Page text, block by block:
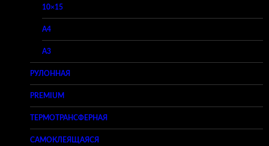
10×15
A4
A3
РУЛОННАЯ
PREMIUM
ТЕРМОТРАНСФЕРНАЯ
САМОКЛЕЯЩАЯСЯ